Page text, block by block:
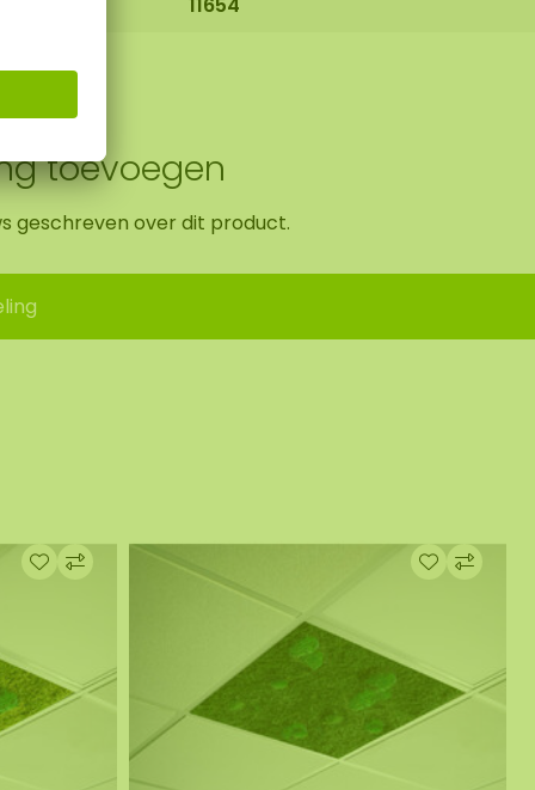
toevoegen
geschreven over dit product.